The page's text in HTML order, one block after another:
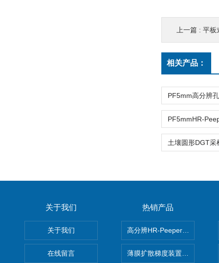
上一篇 : 平板
相关产品：
关于我们
关于我们
在线留言
热销产品
高分辨HR-Peeper采样器孔隙
薄膜扩散梯度装置 Agl DGT